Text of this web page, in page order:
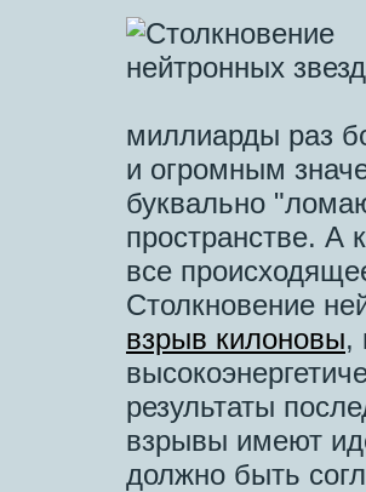
миллиарды раз
и огромным
буквально
пространстве. А
все
Столкновение
взрыв килоновы,
результаты
взрывы имеют
должно быть